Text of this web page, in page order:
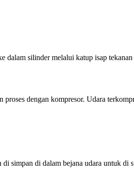
dalam silinder melalui katup isap
proses dengan kompresor. Udara
simpan di dalam bejana udara untuk di